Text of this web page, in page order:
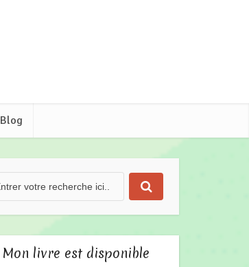
Blog
Mon livre est disponible